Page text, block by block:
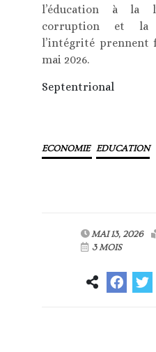
l’éducation à la
corruption et la
l’intégrité prennent
mai 2026.
Septentrional
ECONOMIE EDUCATION
MAI 13, 2026
3 MOIS